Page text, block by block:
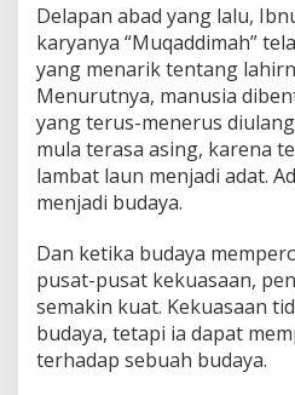
Delapan abad yang lalu,
karyanya “Muqaddimah”
yang menarik tentang
Menurutnya, manusia
yang terus-menerus
mula terasa asing, karena
lambat laun menjadi adat.
menjadi budaya.
Dan ketika budaya
pusat-pusat kekuasaan,
semakin kuat. Kekuasaan
budaya, tetapi ia dapat
terhadap sebuah budaya.